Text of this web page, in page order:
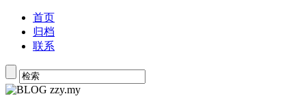
首页
归档
联系